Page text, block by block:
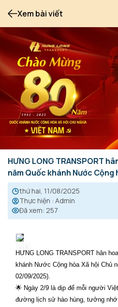
Xem bài viết
HƯNG LONG TRANSPORT
năm Quốc khánh Nước Cộng
Việt Nam (02/09/1945 – 02/
thứ hai, 11/08/2025
Thực hiện : Admin
Đã xem: 257
HƯNG LONG TRANSPORT hân
khánh Nước Cộng hòa Xã hội Chủ
02/09/2025).
🌟 Ngày 2/9 là dịp để mỗi người
đường lịch sử hào hùng, tưởng